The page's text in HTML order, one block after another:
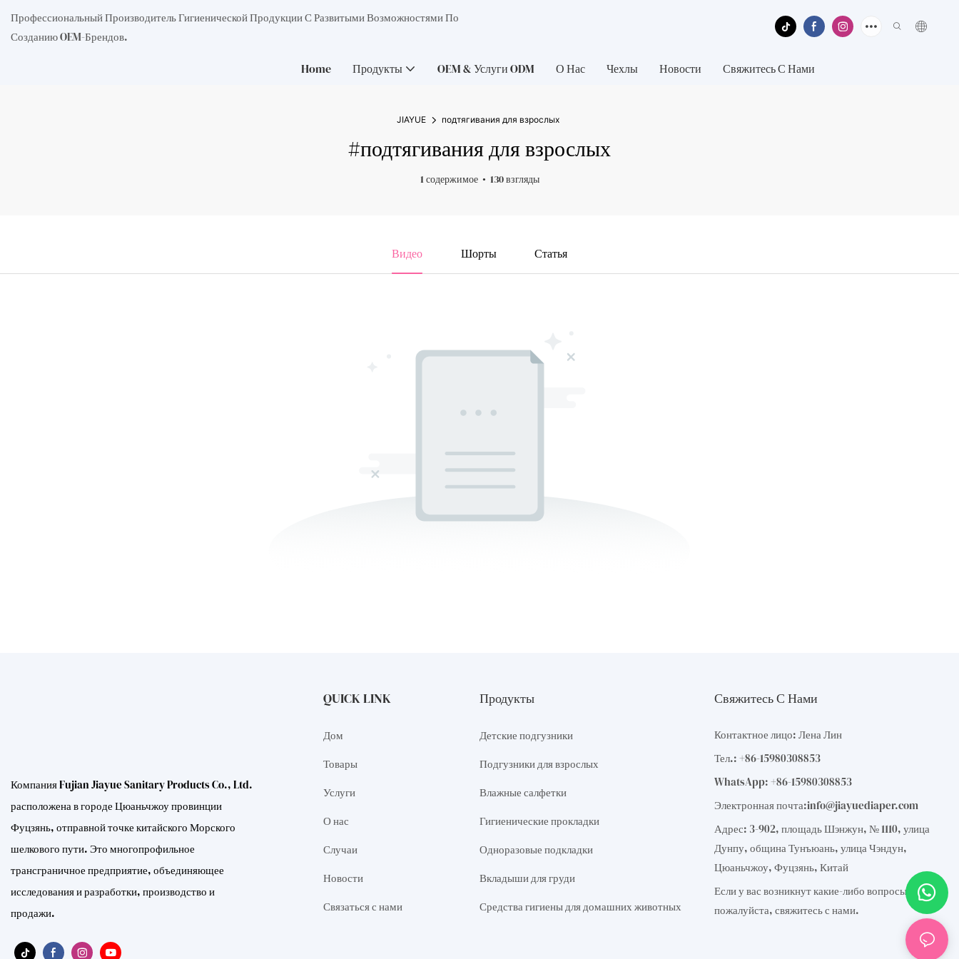
Профессиональный Производитель Гигиенической Продукции С Развитыми Возможностями По
Созданию OEM-Брендов.
Home Продукты OEM & Услуги ODM О Нас Чехлы Новости Свяжитесь С Нами
JIAYUE подтягивания для взрослых
#подтягивания для взрослых
1 содержимое 130 взгляды
Видео Шорты Статья
Компания Fujian Jiayue Sanitary Products Co., Ltd.
расположена в городе Цюаньчжоу провинции
Фуцзянь, отправной точке китайского Морского
шелкового пути. Это многопрофильное
трансграничное предприятие, объединяющее
исследования и разработки, производство и
продажи.
QUICK LINK
Дом
Товары
Услуги
О нас
Случаи
Новости
Связаться с нами
Продукты
Детские подгузники
Подгузники для взрослых
Влажные салфетки
Гигиенические прокладки
Одноразовые подкладки
Вкладыши для груди
Средства гигиены для домашних животных
Свяжитесь С Нами
Контактное лицо: Лена Лин
Тел.: +86-15980308853
WhatsApp: +86-15980308853
Электронная почта:info@jiayuediaper.com
Адрес: 3-902, площадь Шэнжун, № 1110, улица
Дунпу, община Тунъюань, улица Чэндун,
Цюаньчжоу, Фуцзянь, Китай
Если у вас возникнут какие-либо вопросы,
пожалуйста, свяжитесь с нами.